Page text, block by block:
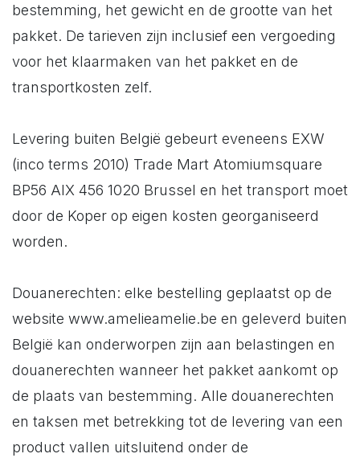
bestemming, het gewicht en de grootte van het
pakket. De tarieven zijn inclusief een vergoeding
voor het klaarmaken van het pakket en de
transportkosten zelf.
Levering buiten België gebeurt eveneens EXW
(inco terms 2010) Trade Mart Atomiumsquare
BP56 AIX 456 1020 Brussel en het transport moet
door de Koper op eigen kosten georganiseerd
worden.
Douanerechten: elke bestelling geplaatst op de
website www.amelieamelie.be en geleverd buiten
België kan onderworpen zijn aan belastingen en
douanerechten wanneer het pakket aankomt op
de plaats van bestemming. Alle douanerechten
en taksen met betrekking tot de levering van een
product vallen uitsluitend onder de